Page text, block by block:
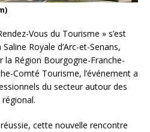
Vous du Tourisme » s’est
Royale d’Arc-et-Senans,
la Région Bourgogne-Franche-
Comté Tourisme, l’événement a
du secteur autour des
cette nouvelle rencontre